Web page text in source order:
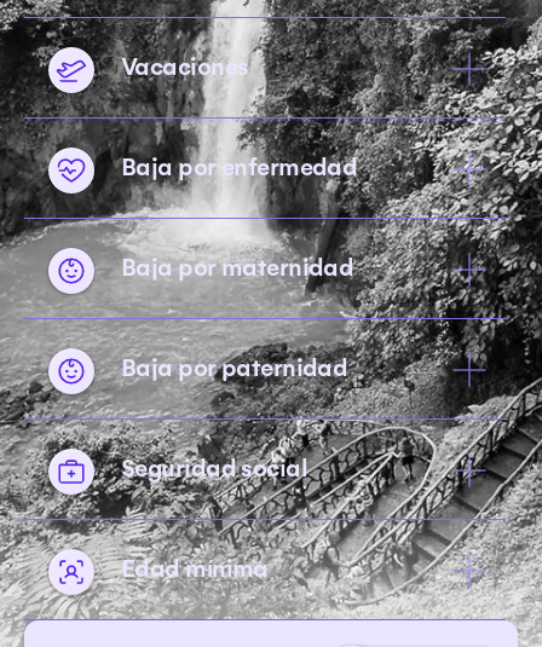
Vacaciones
Baja por enfermedad
Baja por maternidad
Baja por paternidad
Seguridad social
Edad mínima